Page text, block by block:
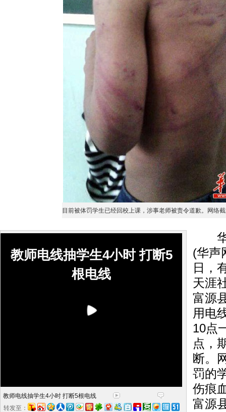
目前被体罚学生已经回校上课，涉事老师被责令道歉。网络
教师电线抽学生4小时 打断5
根电线
教师电线抽学生4小时 打断5根电线
转发至：
华
(华声
日，
天涯
富源
用电
10点
点，
断。
罚的
伤痕
富源